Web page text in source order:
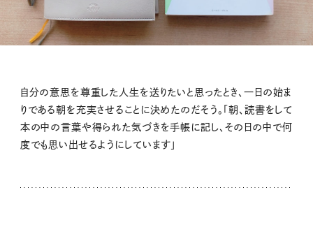
自分の意思を尊重した人生を送りたいと思ったとき、一日の始ま
りである朝を充実させることに決めたのだそう。「朝、読書をして
本の中の言葉や得られた気づきを手帳に記し、その日の中で何
度でも思い出せるようにしています」